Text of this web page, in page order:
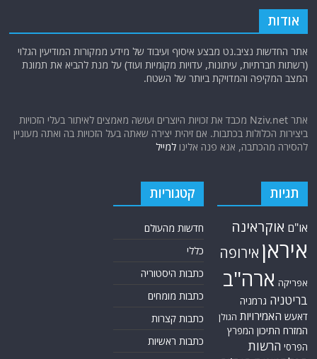
אודות
אתר החדשות נציב.נט מבצע איסוף ועיבוד של מידע ממקורות המודיעין הגלוי
(רשתות חברתיות, עיתונות, עדויות מקומיות ועוד) על מנת להביא את תמונת
המצב המקיפה והמדויקת ביותר של השטח.
אתר Nziv.net מכבד את זכויות היוצרים ועושה מאמצים לאיתור בעלי הזכויות
ביצירות הכלולות בכתבות. אם זיהית יצירה שאתה בעל הזכויות בה ואתה מעוניין
להסירה מהכתבה, אנא פנה אלינולמייל
תגיות
או"ם אוקראינה
איראן אירופה
אפריקה ארה"ב
בריטניה גרמניה
דאעש האמירויות הגולן
המזרח התיכון המפרץ
הפרסי הרשות
קטגוריות
חדשות מהעולם
כללי
כתבות היסטוריה
כתבות מומחים
כתבות קצרות
כתבות ראשיות